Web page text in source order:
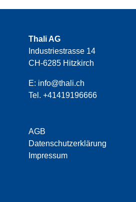
Thali AG
Industriestrasse 14
CH-6285 Hitzkirch
E: info@thali.ch
Tel. +41419196666
AGB
Datenschutzerklärung
Impressum